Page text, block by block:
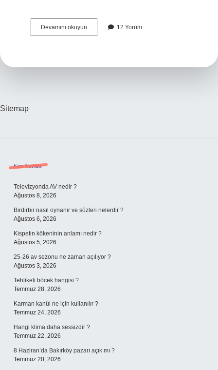
Devamını okuyun
Altındağ
12 Yorum
Sitemap
Sidebar
Son Yazılar
Televizyonda AV nedir ?
Ağustos 8, 2026
Birdirbir nasıl oynanır ve sözleri nelerdir ?
Ağustos 6, 2026
Kispetin kökeninin anlamı nedir ?
Ağustos 5, 2026
25-26 av sezonu ne zaman açılıyor ?
Ağustos 3, 2026
Tehlikeli böcek hangisi ?
Temmuz 28, 2026
Karman kanül ne için kullanılır ?
Temmuz 24, 2026
Hangi klima daha sessizdir ?
Temmuz 22, 2026
8 Haziran’da Bakırköy pazarı açık mı ?
Temmuz 20, 2026